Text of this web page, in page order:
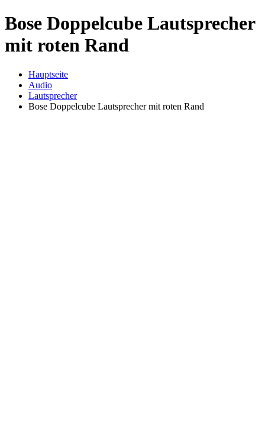
Bose Doppelcube Lautsprecher
mit roten Rand
Hauptseite
Audio
Lautsprecher
Bose Doppelcube Lautsprecher mit roten Rand